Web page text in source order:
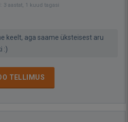
3 aastat, 1 kuud tagasi
keelt, aga saame üksteisest aru
:)
TELLIMUS